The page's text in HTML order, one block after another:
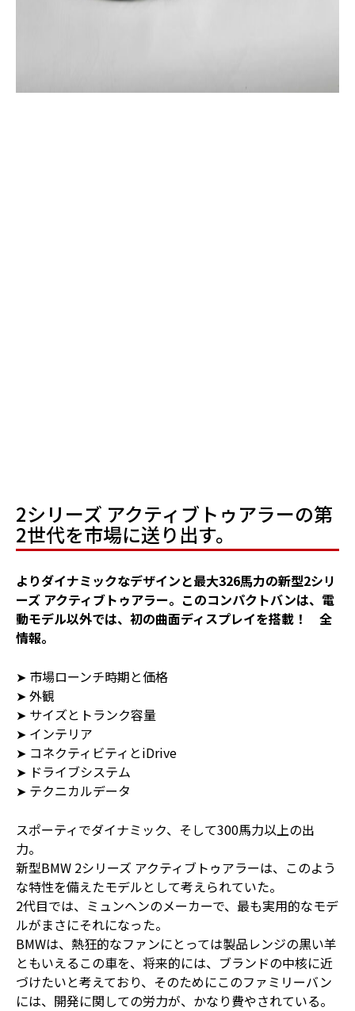
2シリーズ アクティブトゥアラーの第
2世代を市場に送り出す。
よりダイナミックなデザインと最大326馬力の新型2シリ
ーズ アクティブトゥアラー。このコンパクトバンは、電
動モデル以外では、初の曲面ディスプレイを搭載！ 全
情報。
➤ 市場ローンチ時期と価格
➤ 外観
➤ サイズとトランク容量
➤ インテリア
➤ コネクティビティとiDrive
➤ ドライブシステム
➤ テクニカルデータ
スポーティでダイナミック、そして300馬力以上の出
力。
新型BMW 2シリーズ アクティブトゥアラーは、このよう
な特性を備えたモデルとして考えられていた。
2代目では、ミュンヘンのメーカーで、最も実用的なモデ
ルがまさにそれになった。
BMWは、熱狂的なファンにとっては製品レンジの黒い羊
ともいえるこの車を、将来的には、ブランドの中核に近
づけたいと考えており、そのためにこのファミリーバン
には、開発に関しての労力が、かなり費やされている。